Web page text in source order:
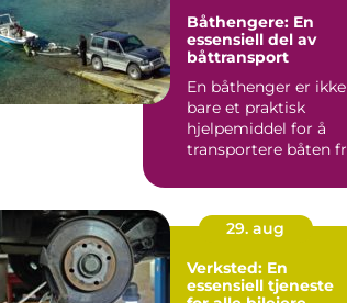
Båthengere: En
essensiell del av
båttransport
En båthenger er ikke
bare et praktisk
hjelpemiddel for å
transportere båten
29. aug
Verksted: En
essensiell tjeneste